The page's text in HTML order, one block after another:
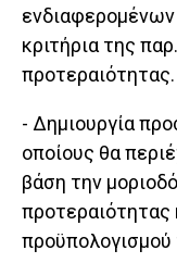
κριτήρια της
προτεραιότητας.
- Δημιουργία
οποίους θα
βάση την
προτεραιότητας